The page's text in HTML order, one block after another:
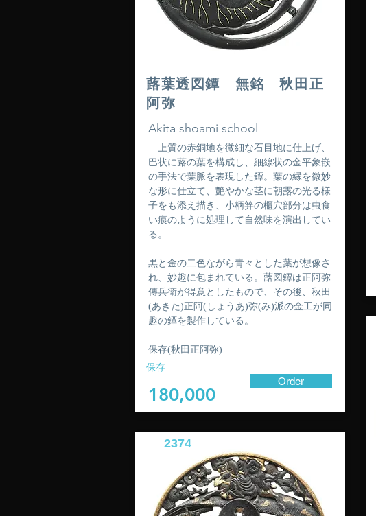
蕗葉透図鐔 無銘 秋田正
阿弥
Akita shoami school
上質の赤銅地を微細な石目地に仕上げ、
巴状に蕗の葉を構成し、細線状の金平象嵌
の手法で葉脈を表現した鐔。葉の縁を微妙
な形に仕立て、艶やかな茎に朝露の光る様
子をも添え描き、小柄笄の櫃穴部分は虫食
い痕のように処理して自然味を演出してい
る。
黒と金の二色ながら青々とした葉が想像さ
れ、妙趣に包まれている。蕗図鐔は正阿弥
傳兵衛が得意としたもので、その後、秋田
(あきた)正阿(しょうあ)弥(み)派の金工が同
趣の鐔を製作している。
保存(秋田正阿弥)
保存
180,000
Order
2374